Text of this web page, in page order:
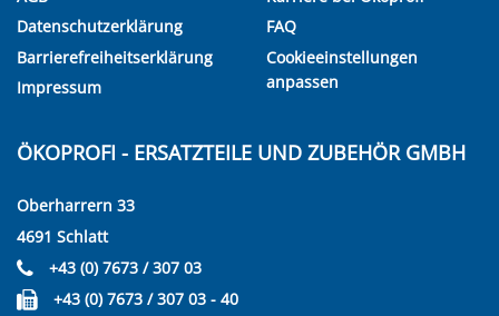
Datenschutzerklärung
Barrierefreiheitserklärung
Impressum
FAQ
Cookieeinstellungen
anpassen
ÖKOPROFI - ERSATZTEILE UND ZUBEHÖR GMBH
Oberharrern 33
4691 Schlatt
+43 (0) 7673 / 307 03
+43 (0) 7673 / 307 03 - 40